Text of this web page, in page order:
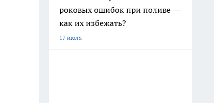
роковых ошибок при поливе —
как их избежать?
17 июля